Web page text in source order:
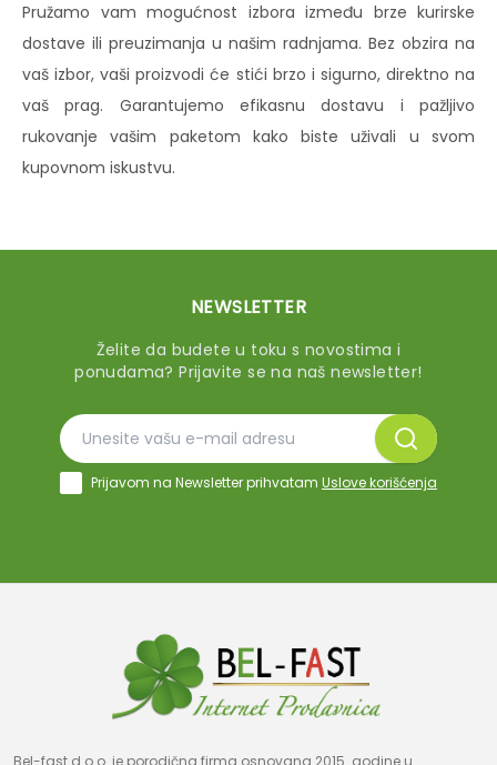
Pružamo vam mogućnost izbora između brze kurirske
dostave ili preuzimanja u našim radnjama. Bez obzira na
vaš izbor, vaši proizvodi će stići brzo i sigurno, direktno na
vaš prag. Garantujemo efikasnu dostavu i pažljivo
rukovanje vašim paketom kako biste uživali u svom
kupovnom iskustvu.
NEWSLETTER
Želite da budete u toku s novostima i
ponudama? Prijavite se na naš newsletter!
Prijavom na Newsletter prihvatam Uslove korišćenja
Bel-fast d.o.o. je porodična firma osnovana 2015. godine u